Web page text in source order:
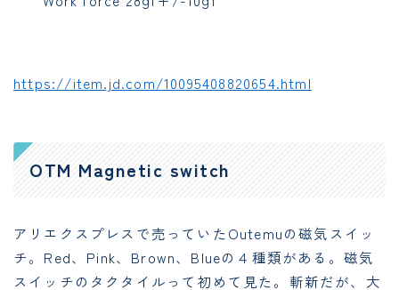
https://item.jd.com/10095408820654.html
OTM Magnetic switch
アリエクスプレスで売っていたOutemuの磁気スイッ
チ。Red、Pink、Brown、Blueの４種類がある。磁気
スイッチのタクタイルって初めて見た。斬新だが、大